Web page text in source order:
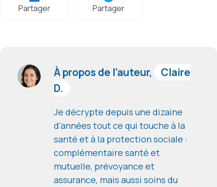
Partager Partager
À propos de l’auteur,
Claire
D.
Je décrypte depuis une dizaine
d'années tout ce qui touche à la
santé et à la protection sociale :
complémentaire santé et
mutuelle, prévoyance et
assurance, mais aussi soins du